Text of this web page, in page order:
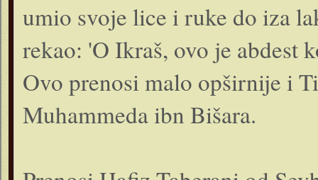
umio svoje lice i ruke do iza
rekao: 'O Ikraš, ovo je abdest
Ovo prenosi malo opširnije i
Muhammeda ibn Bišara.